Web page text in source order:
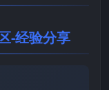
-经验分享